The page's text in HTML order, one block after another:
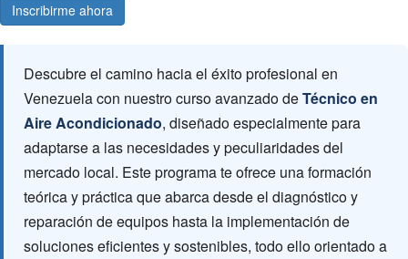
Inscribirme ahora
Descubre el camino hacia el éxito profesional en
Venezuela con nuestro curso avanzado deTécnico en
Aire Acondicionado, diseñado especialmente para
adaptarse a las necesidades y peculiaridades del
mercado local. Este programa te ofrece una formación
teórica y práctica que abarca desde el diagnóstico y
reparación de equipos hasta la implementación de
soluciones eficientes y sostenibles, todo ello orientado a